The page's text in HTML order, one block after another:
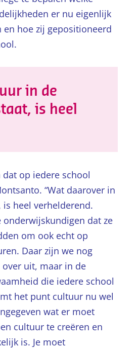
er nu eigenlijk
hoe zij gepositioneerd
in de
is heel
op iedere school
“Wat daarover in
heel verhelderend.
onderwijskundigen dat ze
om ook echt op
Daar zijn we nog
uit, maar in de
die iedere school
het punt cultuur nu wel
wat er moet
cultuur te creëren en
is. Je moet